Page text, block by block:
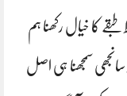
کا خیال رکھنا ہم
سمجھنا ہی اصل